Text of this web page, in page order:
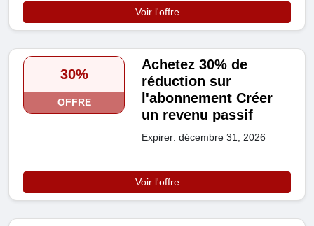
Voir l'offre
30%
OFFRE
Achetez 30% de
réduction sur
l'abonnement Créer
un revenu passif
Expirer: décembre 31, 2026
Voir l'offre